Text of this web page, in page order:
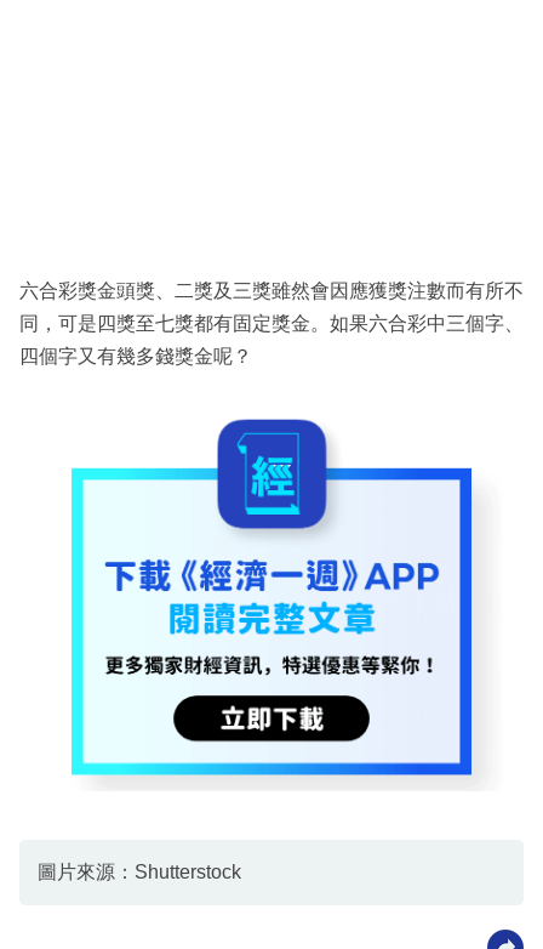
區
六合彩獎金頭獎、二獎及三獎雖然會因應獲獎注數而有所不
同，可是四獎至七獎都有固定獎金。如果六合彩中三個字、
四個字又有幾多錢獎金呢？
圖片來源：Shutterstock